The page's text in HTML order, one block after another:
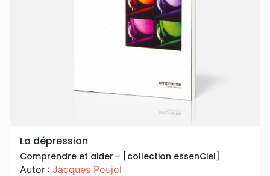
La dépression
Comprendre et aider - [collection essenCiel]
Autor : Jacques Poujol